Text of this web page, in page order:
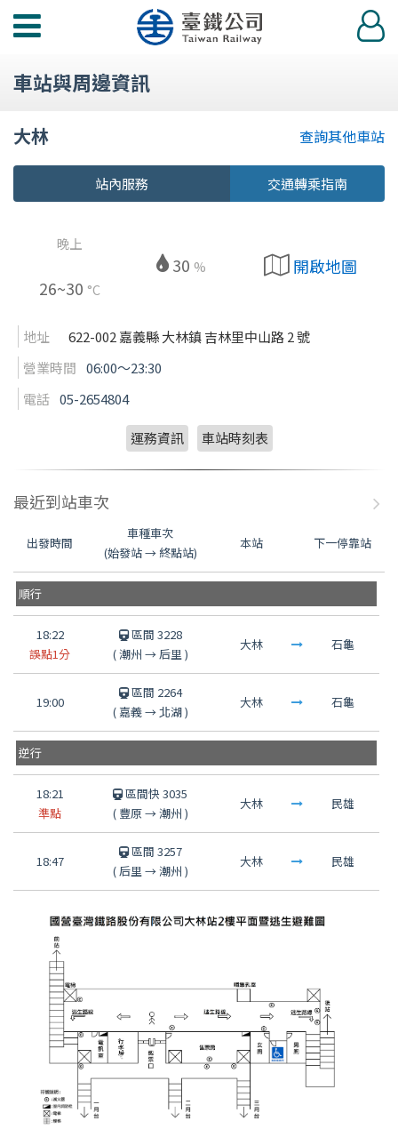
功
選
登
入
車站與周邊資訊
大林 查詢其他車站
站內服務 交通轉乘指南
晚上
26~30 °C
30 % 開啟地圖
地址
622-002 嘉義縣 大林鎮 吉林里中山路 2 號
營業時間 06:00〜23:30
電話 05-2654804
運務資訊 車站時刻表
最近到站車次
出發時間
車種車次
(始發站 → 終點站)
本站 下一停靠站
順行
18:22
誤點1分
區間 3228
(潮州 →后里)
大林 石龜
19:00
區間 2264
( 嘉義→北湖)
大林 石龜
逆行
18:21
準點
區間快 3035
( 豐原→潮州 )
大林 民雄
18:47
區間 3257
(后里→潮州 )
大林 民雄